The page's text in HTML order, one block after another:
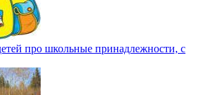
про школьные принадлежности, с